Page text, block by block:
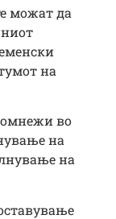
можат да
на
во
на
на